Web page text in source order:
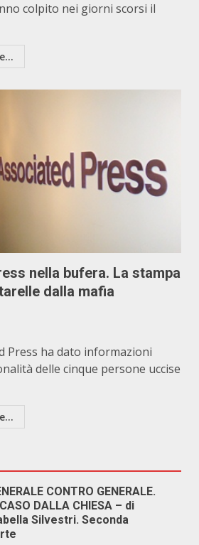
colpito nei giorni scorsi il
nella bufera. La stampa
dalla mafia
Press ha dato informazioni
delle cinque persone uccise
CONTRO GENERALE.
DALLA CHIESA – di
Silvestri. Seconda